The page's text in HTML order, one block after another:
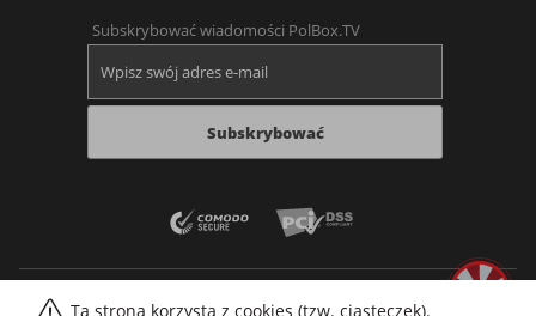
Ta strona korzysta z cookies (tzw. ciasteczek).
Subskrybować wiadomości PolBox.TV
Subskrybować